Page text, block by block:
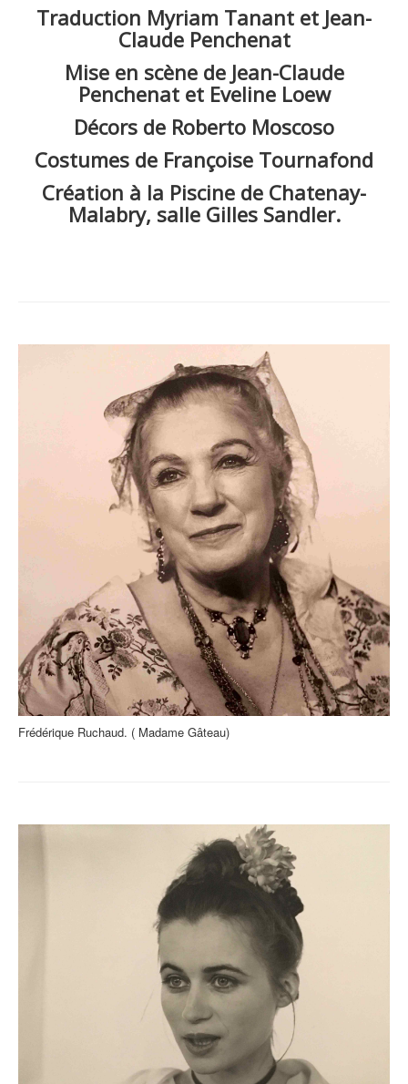
Traduction Myriam Tanant et Jean-
Claude Penchenat
Mise en scène de Jean-Claude
Penchenat et Eveline Loew
Décors de Roberto Moscoso
Costumes de Françoise Tournafond
Création à la Piscine de Chatenay-
Malabry, salle Gilles Sandler.
Frédérique Ruchaud. ( Madame Gâteau)